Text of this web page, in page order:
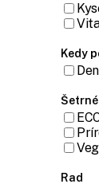
Kedy
Rad